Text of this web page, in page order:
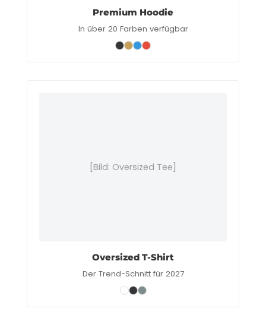
Premium Hoodie
In über 20 Farben verfügbar
[Bild: Oversized Tee]
Oversized T-Shirt
Der Trend-Schnitt für 2027